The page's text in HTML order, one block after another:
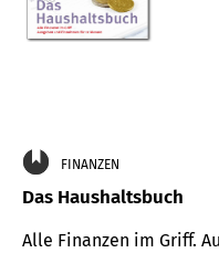
FINANZEN
Das Haushaltsbuch
Alle Finanzen im Griff.